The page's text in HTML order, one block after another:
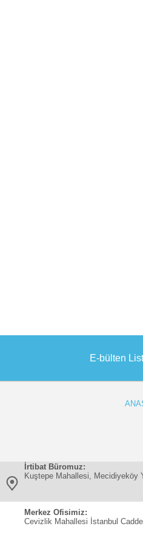
E-bülten
İrtibat Büromuz:
Kuştepe Mahallesi, Mecidiyeköy
Merkez Ofisimiz:
Cevizlik Mahallesi İstanbul